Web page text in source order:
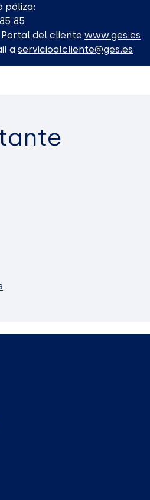
póliza:
85
del cliente www.ges.es
a servicioalcliente@ges.es